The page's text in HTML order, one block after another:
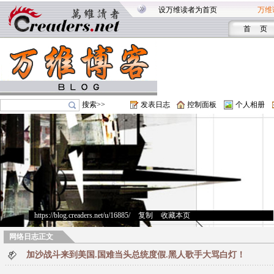
设万维读者为首页 万维
首 页
搜索>> 发表日志 控制面板 个人相册
https://blog.creaders.net/u/16885/> 复制 收藏本页
网络日志正文
加沙战斗来到美国.国难当头总统度假.黑人歌手大骂白灯！